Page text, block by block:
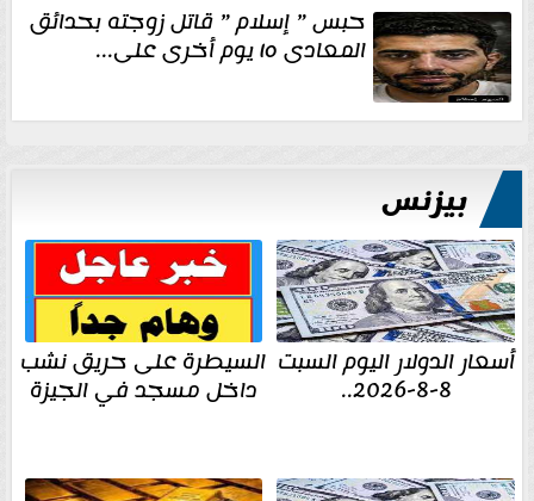
حبس ” إسلام ” قاتل زوجته بحدائق
المعادى ١٥ يوم أخرى على...
بيزنس
أسعار الدولار اليوم السبت
8-8-2026..
السيطرة على حريق نشب
داخل مسجد في الجيزة